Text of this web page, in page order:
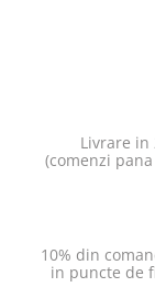
Livrare in
(comenzi
10% din
in puncte de